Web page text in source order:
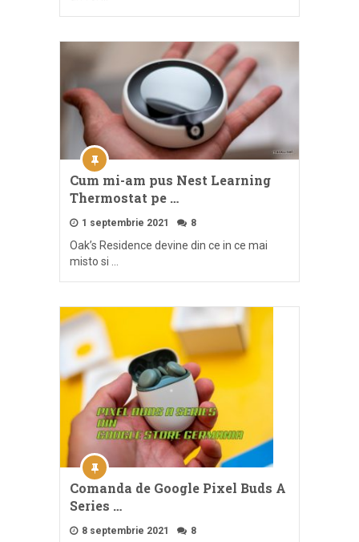
Cum mi-am pus Nest Learning
Thermostat pe …
1 septembrie 2021 8
Oak’s Residence devine din ce in ce mai
misto si …
Comanda de Google Pixel Buds A
Series …
8 septembrie 2021 8